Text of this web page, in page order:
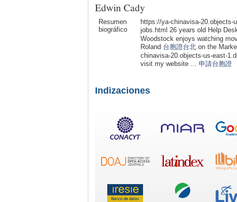
Edwin Cady
Resumen
biográfico
https://ya-chinavisa-20.objects-
jobs.html 26 years old Help
Woodstock enjoys watching
Roland 台胞證台北on the
chinavisa-20.objects-us-east-
visit my website ... 申請台胞證
Indizaciones